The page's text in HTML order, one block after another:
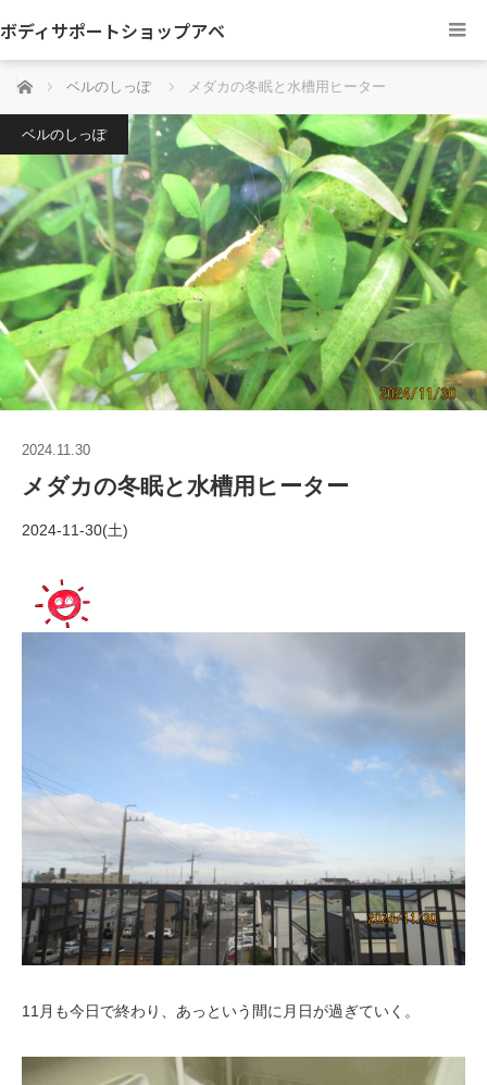
ボディサポートショップアベ
ホーム ベルのしっぽ メダカの冬眠と水槽用ヒーター
ベルのしっぽ
2024.11.30
メダカの冬眠と水槽用ヒーター
2024-11-30(土)
11月も今日で終わり、あっという間に月日が過ぎていく。